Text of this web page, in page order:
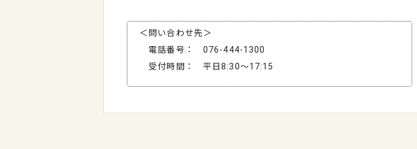
＜問い合わせ先＞
電話番号： 076-444-1300
受付時間： 平日8:30～17:15